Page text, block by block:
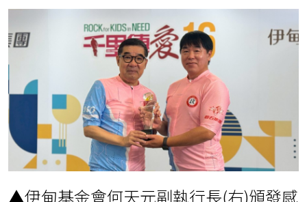
▲伊甸基金會何天元副執行長(右)頒發感